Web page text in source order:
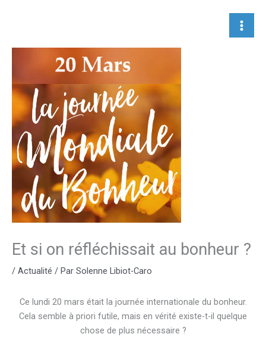
Et si on réfléchissait au bonheur ?
/ Actualité / Par Solenne Libiot-Caro
Ce lundi 20 mars était la journée internationale du bonheur.
Cela semble à priori futile, mais en vérité existe-t-il quelque
chose de plus nécessaire ?